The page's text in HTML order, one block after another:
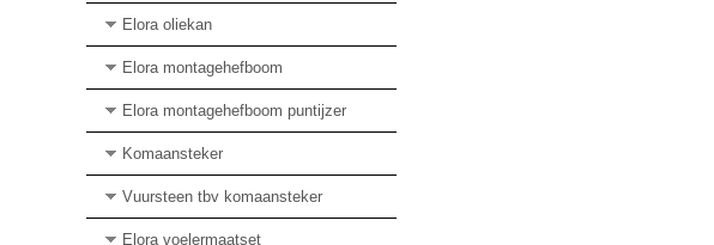
Elora oliekan
Elora montagehefboom
Elora montagehefboom puntijzer
Komaansteker
Vuursteen tbv komaansteker
Elora voelermaatset